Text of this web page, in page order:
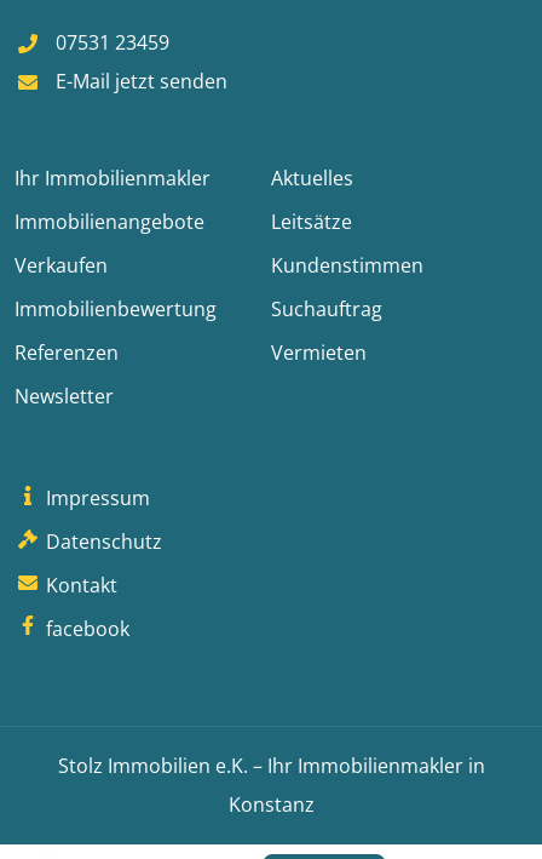
07531 23459
E-Mail jetzt senden
Ihr Immobilienmakler
Aktuelles
Immobilienangebote
Leitsätze
Verkaufen
Kundenstimmen
Immobilienbewertung
Suchauftrag
Referenzen
Vermieten
Newsletter
Impressum
Datenschutz
Kontakt
facebook
Stolz Immobilien e.K. – Ihr Immobilienmakler in
Konstanz